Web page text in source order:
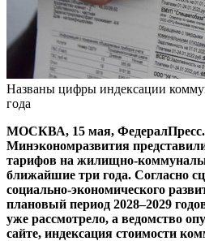
Названы цифры индексации
года
МОСКВА, 15 мая,
Минэкономразвития
тарифов на жилищно-
ближайшие три года. Согласно
социально-экономического
плановый период 2028–2029
уже рассмотрело, а ведомство
сайте, индексация стоимости